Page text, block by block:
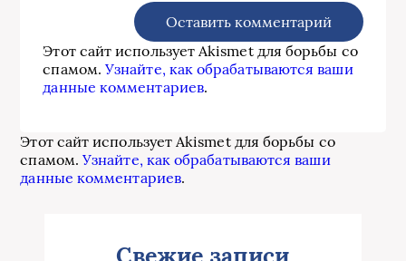
Этот сайт использует Akismet для борьбы со
спамом.Узнайте, как обрабатываются ваши
данные комментариев.
Этот сайт использует Akismet для борьбы со
спамом.Узнайте, как обрабатываются ваши
данные комментариев.
Свежие записи